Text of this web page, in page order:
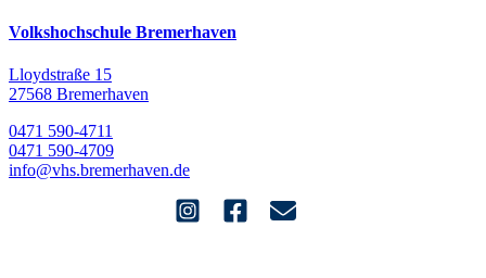
Volkshochschule Bremerhaven
Lloydstraße 15
27568 Bremerhaven
0471 590-4711
0471 590-4709
info@vhs.bremerhaven.de